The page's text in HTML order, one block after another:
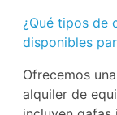
¿Qué tipos de
disponibles
Ofrecemos
alquiler de